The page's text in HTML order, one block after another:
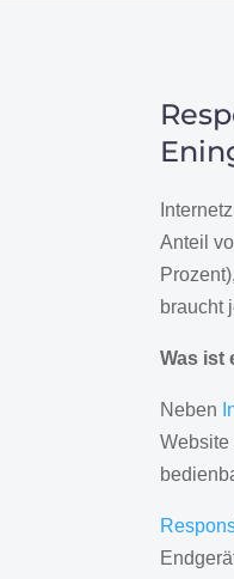
Anteil
braucht
Was ist
Neben